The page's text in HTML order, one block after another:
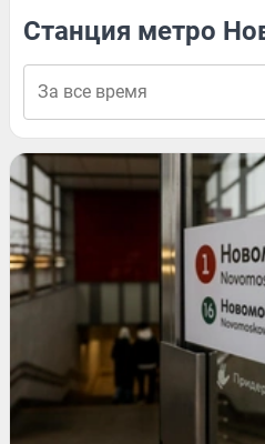
Станция метро